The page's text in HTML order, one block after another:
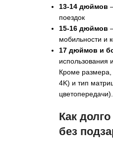
13-14 дюймов
поездок
15-16 дюймов
мобильности и
17 дюймов и
использования
Кроме
4K) и тип
цветопередачи).
Как
без